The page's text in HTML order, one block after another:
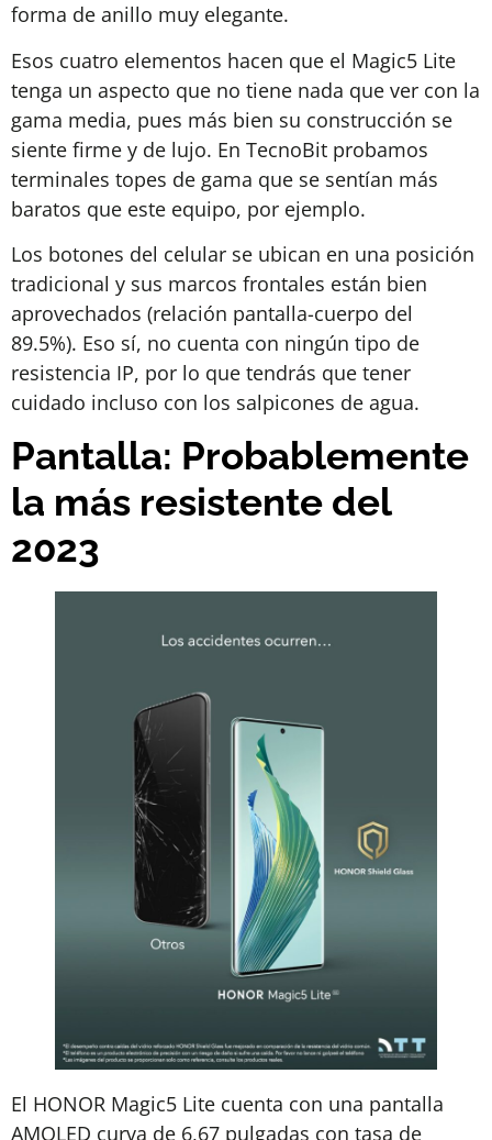
forma de anillo muy elegante.
Esos cuatro elementos hacen que el Magic5 Lite
tenga un aspecto que no tiene nada que ver con la
gama media, pues más bien su construcción se
siente firme y de lujo. En TecnoBit probamos
terminales topes de gama que se sentían más
baratos que este equipo, por ejemplo.
Los botones del celular se ubican en una posición
tradicional y sus marcos frontales están bien
aprovechados (relación pantalla-cuerpo del
89.5%). Eso sí, no cuenta con ningún tipo de
resistencia IP, por lo que tendrás que tener
cuidado incluso con los salpicones de agua.
Pantalla: Probablemente
la más resistente del
2023
El HONOR Magic5 Lite cuenta con una pantalla
AMOLED curva de 6,67 pulgadas con tasa de